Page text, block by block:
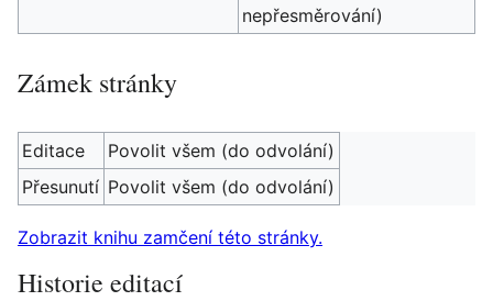
nepřesměrování)
Zámek stránky
Editace
Povolit všem (do odvolání)
Přesunutí Povolit všem (do odvolání)
Zobrazit knihu zamčení této stránky.
Historie editací